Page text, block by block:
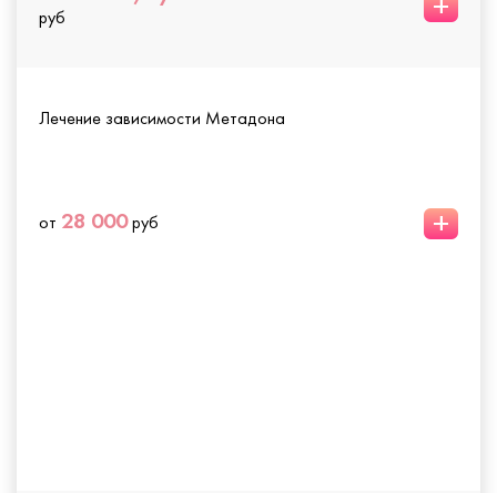
руб
Лечение зависимости Метадона
от 28 000руб +